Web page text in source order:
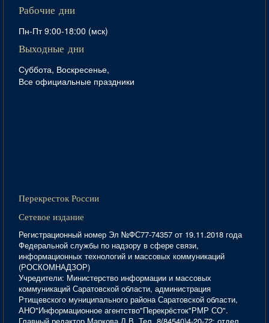
Рабочие дни
Пн-Пт 9:00-18:00 (мск)
Выходные дни
Суббота, Воскресенье,
Все официальные праздники
Перекресток России
Сетевое издание
Регистрационный номер Эл №ФС77-74357 от 19.11.2018 года
Федеральной службы по надзору в сфере связи,
информационных технологий и массовых коммуникаций
(РОСКОМНАДЗОР)
Учредители: Министерство информации и массовых
коммуникаций Саратовской области, администрация
Ртищевского муниципального района Саратовской области,
АНО"Информационное агентство"Перекрёсток"РМР СО".